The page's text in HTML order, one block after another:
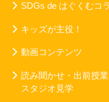
SDGs de はぐくむコ
キッズが主役！
動画コンテンツ
読み聞かせ・出前授業
スタジオ見学